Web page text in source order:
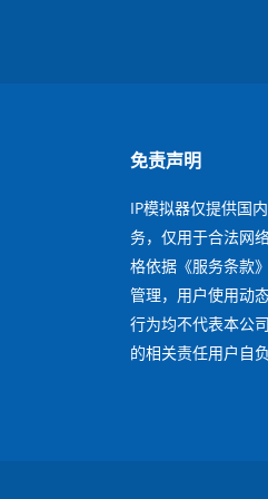
免责声明
IP模拟器仅提供国
务，仅用于合法网
格依据《服务条款
管理，用户使用动
行为均不代表本公
的相关责任用户自负